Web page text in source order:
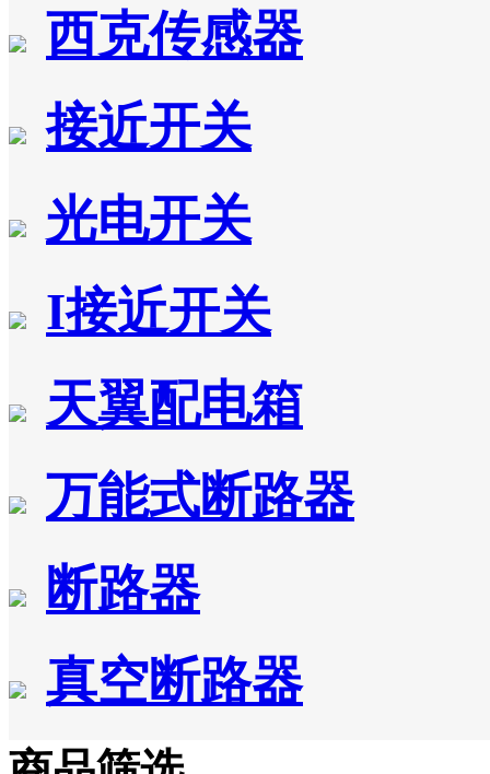
西克传感器
接近开关
光电开关
I接近开关
天翼配电箱
万能式断路器
断路器
真空断路器